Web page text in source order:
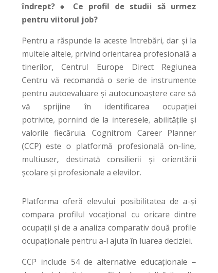
îndrept? ● Ce profil de studii să urmez
pentru viitorul job?
Pentru a răspunde la aceste întrebări, dar și la
multele altele, privind orientarea profesională a
tinerilor, Centrul Europe Direct Regiunea
Centru vă recomandă o serie de instrumente
pentru autoevaluare şi autocunoaștere care să
vă sprijine în identificarea ocupației
potrivite, pornind de la interesele, abilitățile şi
valorile fiecăruia. Cognitrom Career Planner
(CCP) este o platformă profesională on-line,
multiuser, destinată consilierii și orientării
școlare și profesionale a elevilor.
Platforma oferă elevului posibilitatea de a-și
compara profilul vocațional cu oricare dintre
ocupații și de a analiza comparativ două profile
ocupaționale pentru a-l ajuta în luarea deciziei.
CCP include 54 de alternative educaționale –